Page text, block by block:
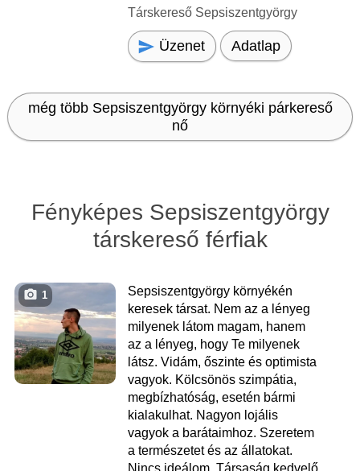
Társkereső Sepsiszentgyörgy
Üzenet Adatlap
még több Sepsiszentgyörgy környéki párkereső
nő
Fényképes Sepsiszentgyörgy
társkereső férfiak
1
Sepsiszentgyörgy környékén
keresek társat. Nem az a lényeg
milyenek látom magam, hanem
az a lényeg, hogy Te milyenek
látsz. Vidám, őszinte és optimista
vagyok. Kölcsönös szimpátia,
megbízhatóság, esetén bármi
kialakulhat. Nagyon lojális
vagyok a barátaimhoz. Szeretem
a természetet és az állatokat.
Nincs ideálom. Társaság kedvelő